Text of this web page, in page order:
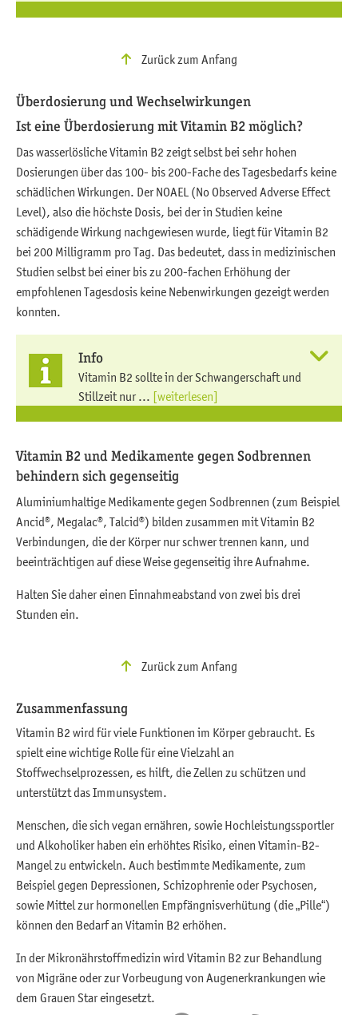
Zurück zum Anfang
Überdosierung und Wechselwirkungen
Ist eine Überdosierung mit Vitamin B2 möglich?
Das wasserlösliche Vitamin B2 zeigt selbst bei sehr hohen
Dosierungen über das 100- bis 200-Fache des Tagesbedarfs keine
schädlichen Wirkungen. Der NOAEL (No Observed Adverse Effect
Level), also die höchste Dosis, bei der in Studien keine
schädigende Wirkung nachgewiesen wurde, liegt für Vitamin B2
bei 200 Milligramm pro Tag. Das bedeutet, dass in medizinischen
Studien selbst bei einer bis zu 200-fachen Erhöhung der
empfohlenen Tagesdosis keine Nebenwirkungen gezeigt werden
konnten.
Info
Vitamin B2 sollte in der Schwangerschaft und
Stillzeit nur ... [weiterlesen]
Vitamin B2 und Medikamente gegen Sodbrennen
behindern sich gegenseitig
Aluminiumhaltige Medikamente gegen Sodbrennen (zum Beispiel
Ancid®, Megalac®, Talcid®) bilden zusammen mit Vitamin B2
Verbindungen, die der Körper nur schwer trennen kann, und
beeinträchtigen auf diese Weise gegenseitig ihre Aufnahme.
Halten Sie daher einen Einnahmeabstand von zwei bis drei
Stunden ein.
Zurück zum Anfang
Zusammenfassung
Vitamin B2 wird für viele Funktionen im Körper gebraucht. Es
spielt eine wichtige Rolle für eine Vielzahl an
Stoffwechselprozessen, es hilft, die Zellen zu schützen und
unterstützt das Immunsystem.
Menschen, die sich vegan ernähren, sowie Hochleistungssportler
und Alkoholiker haben ein erhöhtes Risiko, einen Vitamin-B2-
Mangel zu entwickeln. Auch bestimmte Medikamente, zum
Beispiel gegen Depressionen, Schizophrenie oder Psychosen,
sowie Mittel zur hormonellen Empfängnisverhütung (die „Pille“)
können den Bedarf an Vitamin B2 erhöhen.
In der Mikronährstoffmedizin wird Vitamin B2 zur Behandlung
von Migräne oder zur Vorbeugung von Augenerkrankungen wie
dem Grauen Star eingesetzt.